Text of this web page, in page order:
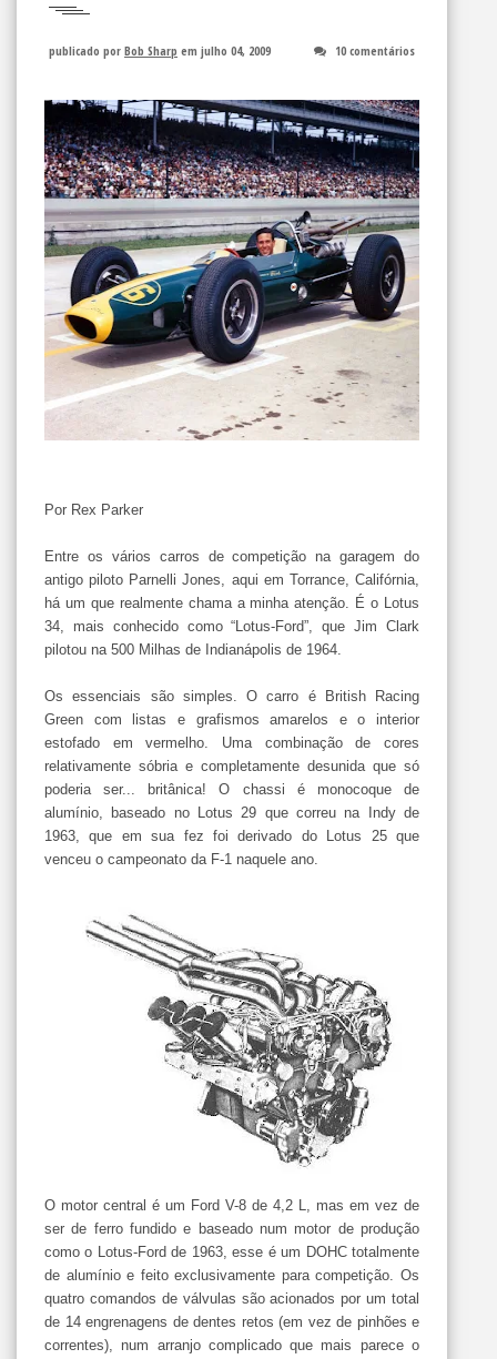
publicado por Bob Sharp em julho 04, 2009 10 comentários
Por Rex Parker
Entre os vários carros de competição na garagem do
antigo piloto Parnelli Jones, aqui em Torrance, Califórnia,
há um que realmente chama a minha atenção. É o Lotus
34, mais conhecido como “Lotus-Ford”, que Jim Clark
pilotou na 500 Milhas de Indianápolis de 1964.
Os essenciais são simples. O carro é British Racing
Green com listas e grafismos amarelos e o interior
estofado em vermelho. Uma combinação de cores
relativamente sóbria e completamente desunida que só
poderia ser... britânica! O chassi é monocoque de
alumínio, baseado no Lotus 29 que correu na Indy de
1963, que em sua fez foi derivado do Lotus 25 que
venceu o campeonato da F-1 naquele ano.
O motor central é um Ford V-8 de 4,2 L, mas em vez de
ser de ferro fundido e baseado num motor de produção
como o Lotus-Ford de 1963, esse é um DOHC totalmente
de alumínio e feito exclusivamente para competição. Os
quatro comandos de válvulas são acionados por um total
de 14 engrenagens de dentes retos (em vez de pinhões e
correntes), num arranjo complicado que mais parece o